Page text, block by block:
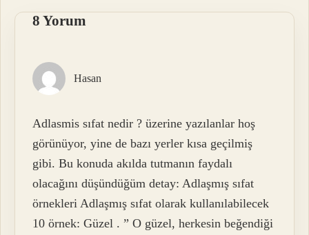
8 Yorum
Hasan
Adlasmis sıfat nedir ? üzerine yazılanlar hoş
görünüyor, yine de bazı yerler kısa geçilmiş
gibi. Bu konuda akılda tutmanın faydalı
olacağını düşündüğüm detay: Adlaşmış sıfat
örnekleri Adlaşmış sıfat olarak kullanılabilecek
10 örnek: Güzel . ” O güzel, herkesin beğendiği